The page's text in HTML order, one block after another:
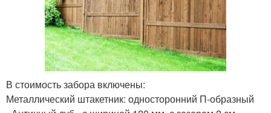
В стоимость забора включены:
Металлический штакетник: односторонний П-образный